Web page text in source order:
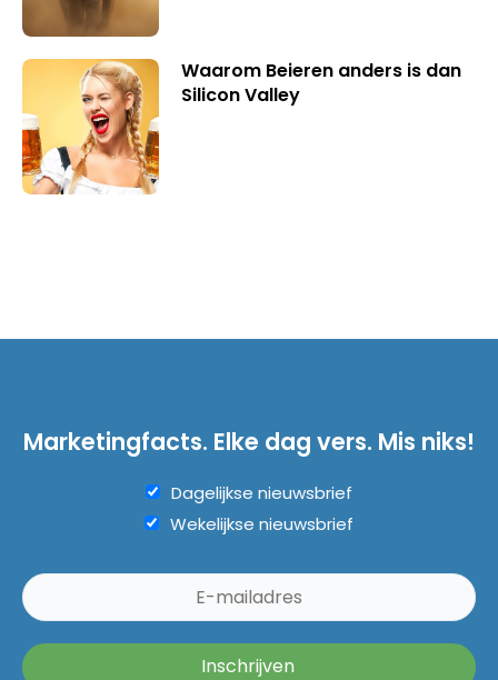
Waarom Beieren anders is dan
Silicon Valley
Marketingfacts. Elke dag vers. Mis niks!
Dagelijkse nieuwsbrief
Wekelijkse nieuwsbrief